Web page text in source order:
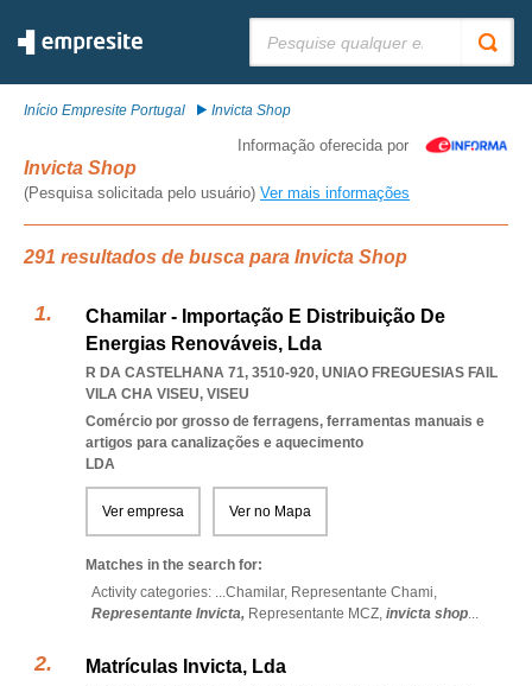
Início Empresite Portugal Invicta Shop
Informação oferecida por
Invicta Shop
(Pesquisa solicitada pelo usuário) Ver mais informações
291 resultados de busca para Invicta Shop
Chamilar - Importação E Distribuição De
Energias Renováveis, Lda
R DA CASTELHANA 71, 3510-920, UNIAO FREGUESIAS FAIL
VILA CHA VISEU, VISEU
Comércio por grosso de ferragens, ferramentas manuais e
artigos para canalizações e aquecimento
LDA
Ver empresa Ver no Mapa
Matches in the search for:
Activity categories: ...Chamilar, Representante Chami,
Representante Invicta, Representante MCZ, invicta shop...
Matrículas Invicta, Lda